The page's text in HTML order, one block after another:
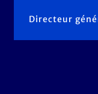
Directeur